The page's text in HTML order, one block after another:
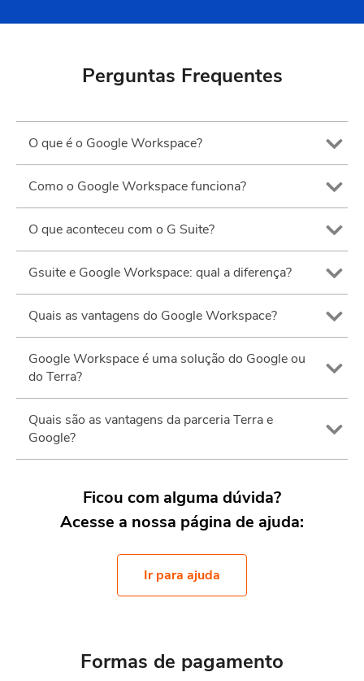
Perguntas Frequentes
O que é o Google Workspace?
Como o Google Workspace funciona?
O que aconteceu com o G Suite?
Gsuite e Google Workspace: qual a diferença?
Quais as vantagens do Google Workspace?
Google Workspace é uma solução do Google ou
do Terra?
Quais são as vantagens da parceria Terra e
Google?
Ficou com alguma dúvida?
Acesse a nossa página de ajuda:
Ir para ajuda
Formas de pagamento